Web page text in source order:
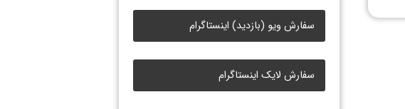
سفارش ویو (بازدید) اینستاگرام
سفارش لایک اینستاگرام